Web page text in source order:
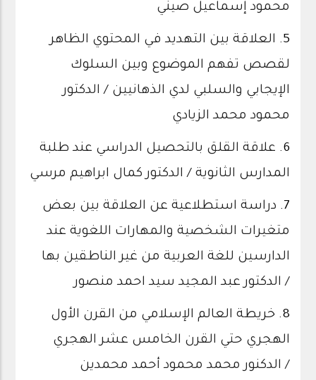
محمود إسماعيل صيني
5.
العلاقة بين التهديد في المحتوي الظاهر
لقصص تفهم الموضوع وبين السلوك
الإيجابي والسلبي لدي الذهانيين / الدكتور
محمود محمد الزيادي
6. علاقة القلق بالتحصيل الدراسي عند طلبة
المدارس الثانوية / الدكتور كمال ابراهيم مرسي
7. دراسة استطلاعية عن العلاقة بين بعض
متغيرات الشخصية والمهارات اللغوية عند
الدارسين للغة العربية من غير الناطقين بها
/ الدكتور عبد المجيد سيد احمد منصور
8. خريطة العالم الإسلامي من القرن الأول
الهجري حتي القرن الخامس عشر الهجري
/ الدكنور محمد محمود أحمد محمدين